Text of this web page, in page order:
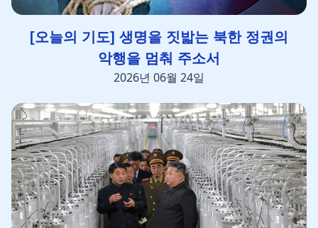
[오늘의 기도] 생명을 짓밟는 북한 정권의
악행을 멈춰 주소서
2026년 06월 24일